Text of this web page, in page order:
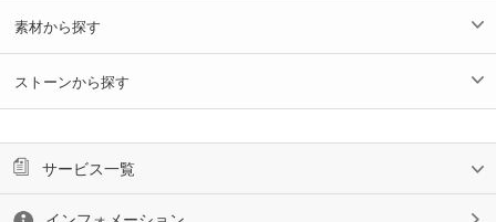
素材から探す
ストーンから探す
サービス一覧